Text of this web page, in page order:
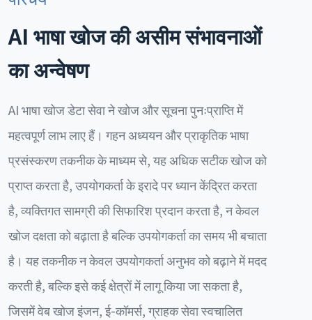
AI भाषा खोज की असीम संभावनाओं
का अन्वेषण
AI भाषा खोज डेटा सेवा ने खोज और सूचना पुनःप्राप्ति में
महत्वपूर्ण लाभ लाए हैं। गहन अध्ययन और प्राकृतिक भाषा
प्रसंस्करण तकनीक के माध्यम से, यह अधिक सटीक खोज को
प्राप्त करता है, उपयोगकर्ता के इरादे पर ध्यान केंद्रित करता
है, व्यक्तिगत सामग्री की सिफारिश प्रदान करता है, न केवल
खोज दक्षता को बढ़ाता है बल्कि उपयोगकर्ता का समय भी बचाता
है। यह तकनीक न केवल उपयोगकर्ता अनुभव को बढ़ाने में मदद
करती है, बल्कि इसे कई क्षेत्रों में लागू किया जा सकता है,
जिसमें वेब खोज इंजन, ई-कॉमर्स, ग्राहक सेवा स्वचालित